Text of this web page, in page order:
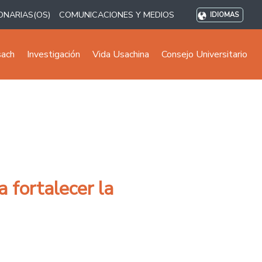
COMUNICACIONES Y MEDIOS IDIOMAS
Investigación Vida Usachina Consejo Universitario
fortalecer la